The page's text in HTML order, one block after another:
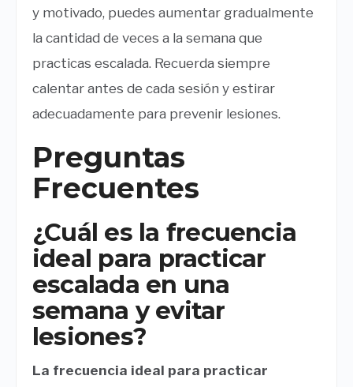
y motivado, puedes aumentar gradualmente
la cantidad de veces a la semana que
practicas escalada. Recuerda siempre
calentar antes de cada sesión y estirar
adecuadamente para prevenir lesiones.
Preguntas
Frecuentes
¿Cuál es la frecuencia
ideal para practicar
escalada en una
semana y evitar
lesiones?
La frecuencia ideal para practicar